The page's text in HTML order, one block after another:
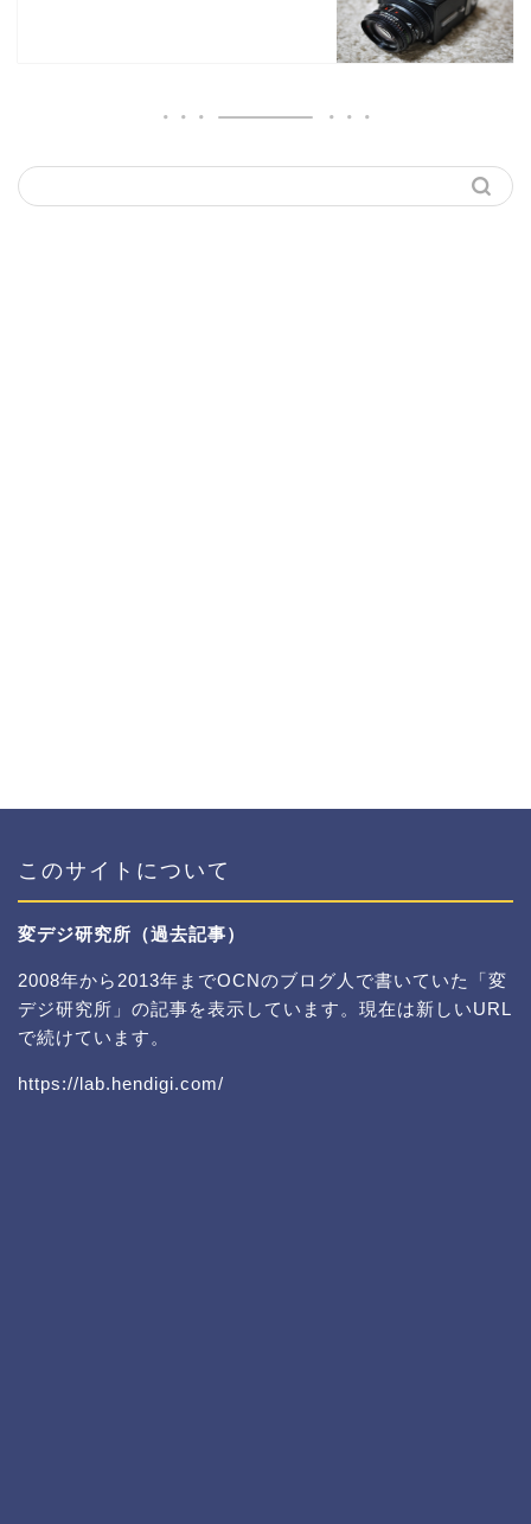
このサイトについて
変デジ研究所（過去記事）
2008年から2013年までOCNのブログ人で書いていた「変
デジ研究所」の記事を表示しています。現在は新しいURL
で続けています。
https://lab.hendigi.com/